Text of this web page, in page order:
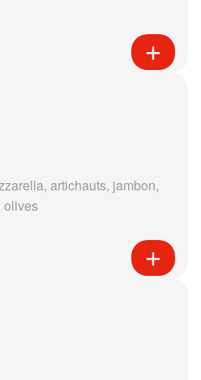
artichauts, jambon,
olives